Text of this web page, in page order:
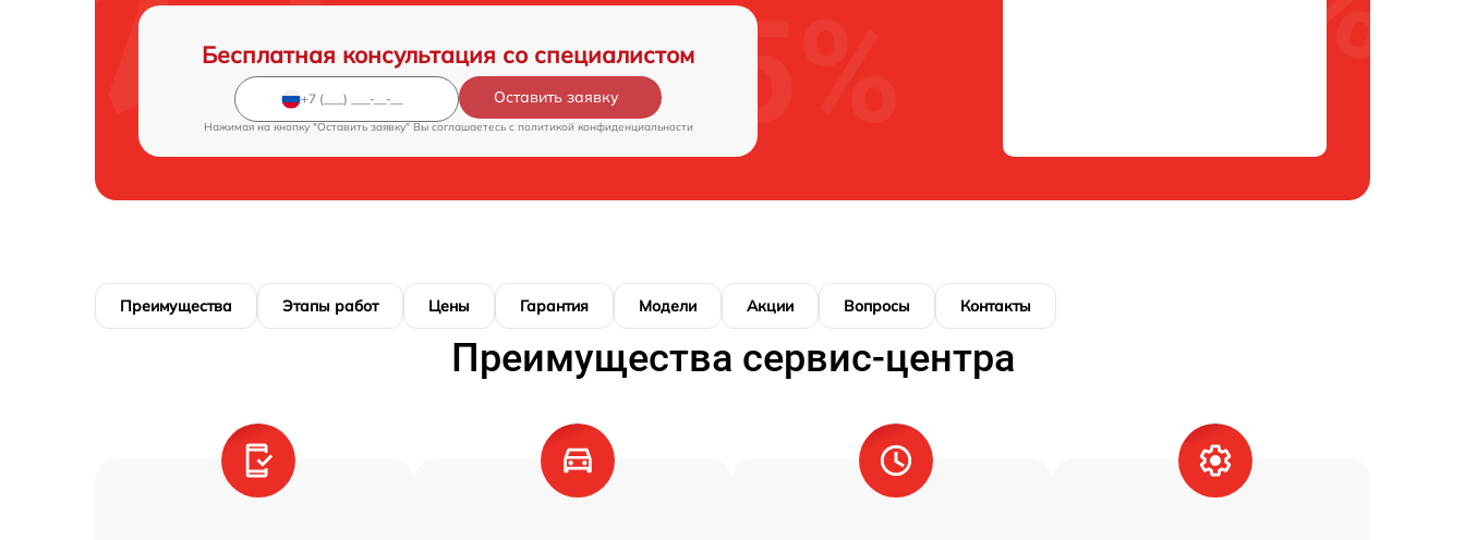
Бесплатная консультация со специалистом
Оставить заявку
Нажимая на кнопку "Оставить заявку" Вы соглашаетесь c политикой конфиденциальности
Преимущества Этапы работ Цены Гарантия Модели Акции Вопросы Контакты
Преимущества сервис-центра